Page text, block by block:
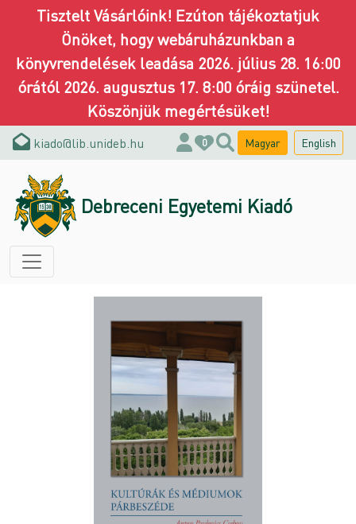
Tisztelt Vásárlóink! Ezúton tájékoztatjuk
Önöket, hogy webáruházunkban a
könyvrendelések leadása 2026. július 28. 16:00
órától 2026. augusztus 17. 8:00 óráig szünetel.
Köszönjük megértésüket!
kiado@lib.unideb.hu 0 Magyar English
Debreceni Egyetemi Kiadó